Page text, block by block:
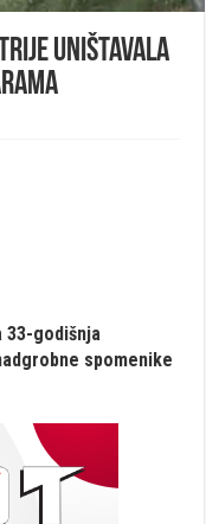
uništavala
33-godišnja
spomenike